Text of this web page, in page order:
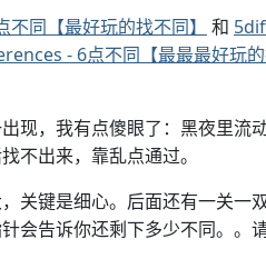
同【最好玩的找不同】 和
- 6点不同【最最最好玩的
现，我有点傻眼了：黑夜里流
不出来，靠乱点通过。
关键是细心。后面还有一关一
会告诉你还剩下多少不同。。